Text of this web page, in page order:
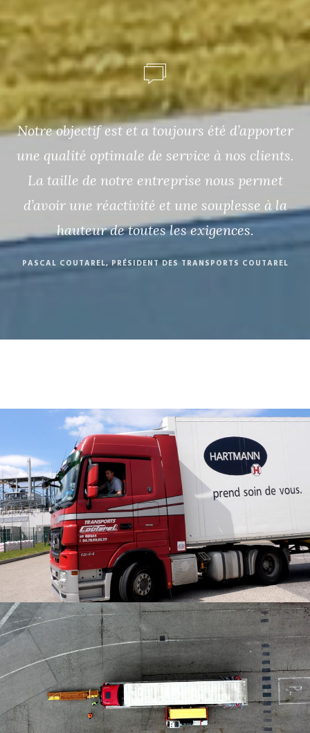
Notre objectif est et a toujours été d’apporter
une qualité optimale de service à nos clients.
La taille de notre entreprise nous permet
d’avoir une réactivité et une souplesse à la
hauteur de toutes les exigences.
PASCAL COUTAREL, PRÉSIDENT DES TRANSPORTS COUTAREL